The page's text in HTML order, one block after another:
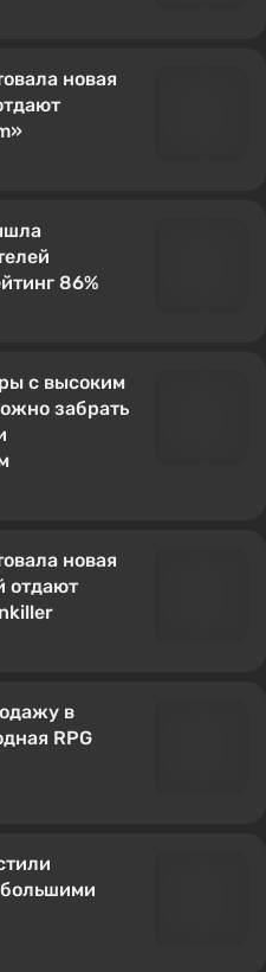
новая
86%
с высоким
забрать
новая
отдают
в
RPG